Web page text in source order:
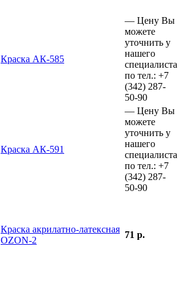
Краска АК-585
— Цену Вы
можете
уточнить у
нашего
специалиста
по тел.: +7
(342) 287-
50-90
Краска АК-591
— Цену Вы
можете
уточнить у
нашего
специалиста
по тел.: +7
(342) 287-
50-90
Краска акрилатно-латексная
OZON-2
71 р.